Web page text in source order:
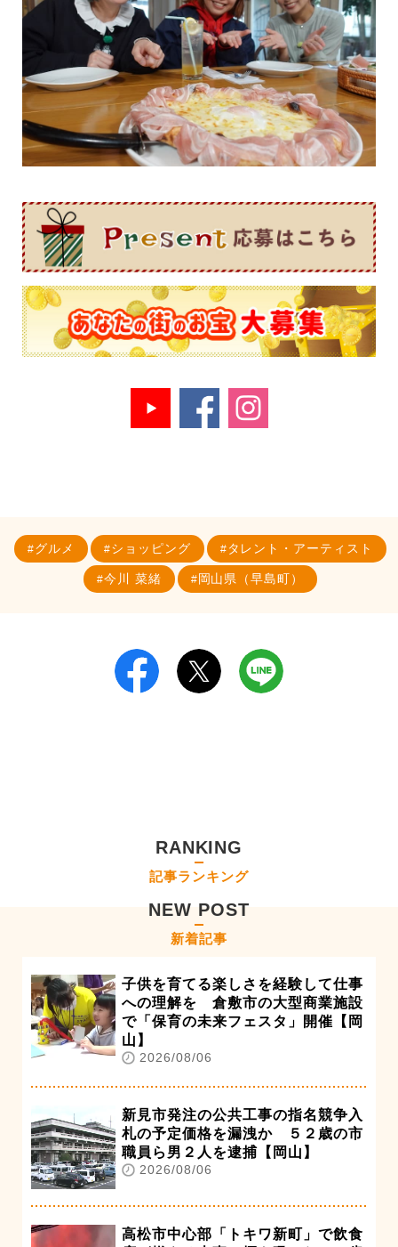
グルメ ショッピング タレント・アーティスト
今川 菜緒 岡山県（早島町）
RANKING
記事ランキング
NEW POST
新着記事
子供を育てる楽しさを経験して仕事
への理解を 倉敷市の大型商業施設
で「保育の未来フェスタ」開催【岡
山】
2026/08/06
新見市発注の公共工事の指名競争入
札の予定価格を漏洩か ５２歳の市
職員ら男２人を逮捕【岡山】
2026/08/06
高松市中心部「トキワ新町」で飲食